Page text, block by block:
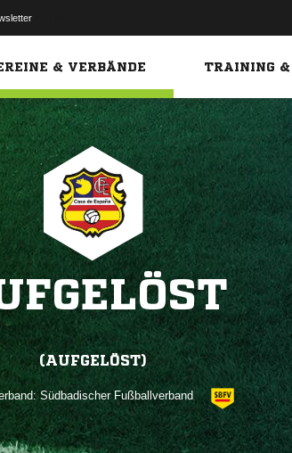
& VERBÄNDE TRAINING &
(AUFGELÖST)
Südbadischer Fußballverband